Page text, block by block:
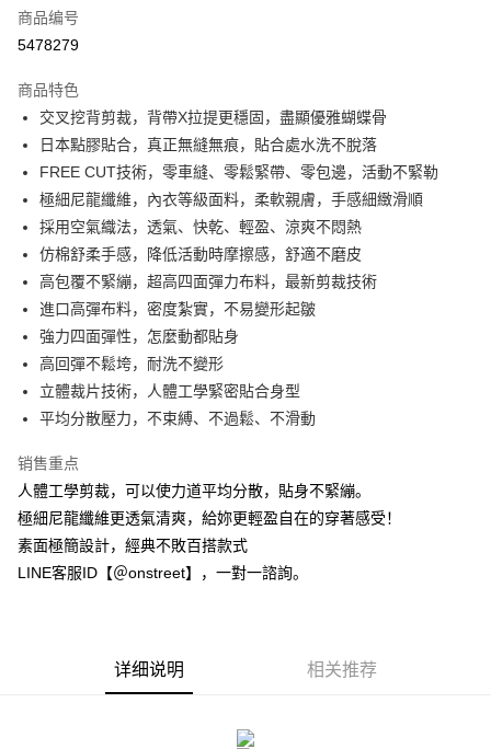
信用卡分期付款
合作金库商业银行
华南商业银行
彰化商业银行
上海商业储蓄银行
台北富邦商业银行
国泰世华商业银行
兆丰国际商业银行
台湾中小企业银行
台中商业银行
汇丰（台湾）商业银行
华泰商业银行
联邦商业银行
远东国际商业银行
元大商业银行
永丰商业银行
玉山商业银行
星展（台湾）商业银行
台新国际商业银行
中国信托商业银行
台湾乐天信用卡公司
超商取货付款
LINE Pay
Apple Pay
街口支付
AFTEE先享后付
相关说明
一、關於 AFTEE先享後付
1. 於付款方式選擇AFTEE先享後付，將跳出AFTEE先享後付手機驗證視
窗。
2. 進行簡訊驗證之後，即可完成結帳手續。
4. 下訂完成後，您的手機會收到一封繳費通知簡訊，APP會員則會收到
AFTEE APP推播通知。
5. 收到商品當下無需繳費，確認無誤後，請再利用繳費通知簡訊或AFTEE
APP於四大便利商店‧ATM/網銀等方式進行付款。
有最長 45 天內付款之服務。
夠在期限內收到商品(例如:預購商品或預計到貨時間較長者)。因此無論收到
商品與否，仍需要請您在AFTEE規定的時間內完成繳費。
1. 初次使用 AFTEE 時，將依認證結果及本公司審查結果，核予每個人不同
运送方式
全家付款取貨
每笔NT$80，满NT$1,500(含以上)免运费
付款後全家取貨
每笔NT$80，满NT$1,500(含以上)免运费
付款後7-11取貨
商品编号
5478279
商品特色
交叉挖背剪裁，背帶X拉提更穩固，盡顯優雅蝴蝶骨
日本點膠貼合，真正無縫無痕，貼合處水洗不脫落
FREE CUT技術，零車縫、零鬆緊帶、零包邊，活動不緊勒
極細尼龍纖維，內衣等級面料，柔軟親膚，手感細緻滑順
採用空氣織法，透氣、快乾、輕盈、涼爽不悶熱
仿棉舒柔手感，降低活動時摩擦感，舒適不磨皮
高包覆不緊繃，超高四面彈力布料，最新剪裁技術
進口高彈布料，密度紮實，不易變形起皺
強力四面彈性，怎麼動都貼身
高回彈不鬆垮，耐洗不變形
立體裁片技術，人體工學緊密貼合身型
平均分散壓力，不束縛、不過鬆、不滑動
销售重点
人體工學剪裁，可以使力道平均分散，貼身不緊繃。
極細尼龍纖維更透氣清爽，給妳更輕盈自在的穿著感受！
素面極簡設計，經典不敗百搭款式
LINE客服ID【＠onstreet】，一對一諮詢。
详细说明 相关推荐